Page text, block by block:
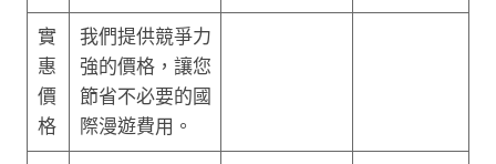
實
惠
價
格
我們提供競爭力
強的價格，讓您
節省不必要的國
際漫遊費用。